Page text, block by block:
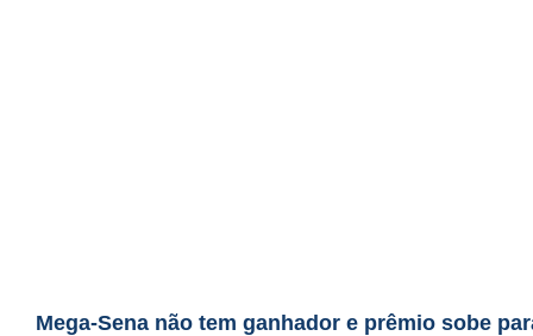
Mega-Sena não tem ganhador e prêmio sobe